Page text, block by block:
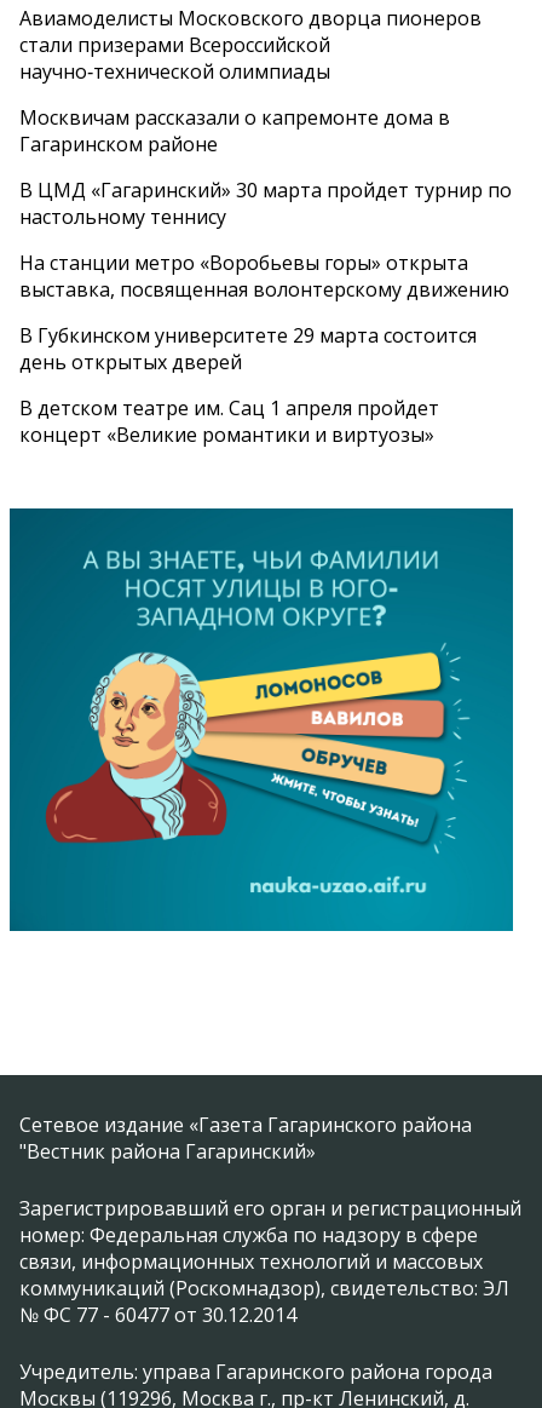
Авиамоделисты Московского дворца пионеров
стали призерами Всероссийской
научно‑технической олимпиады
Москвичам рассказали о капремонте дома в
Гагаринском районе
В ЦМД «Гагаринский» 30 марта пройдет турнир по
настольному теннису
На станции метро «Воробьевы горы» открыта
выставка, посвященная волонтерскому движению
В Губкинском университете 29 марта состоится
день открытых дверей
В детском театре им. Сац 1 апреля пройдет
концерт «Великие романтики и виртуозы»
Сетевое издание «Газета Гагаринского района
"Вестник района Гагаринский»
Зарегистрировавший его орган и регистрационный
номер: Федеральная служба по надзору в сфере
связи, информационных технологий и массовых
коммуникаций (Роскомнадзор), свидетельство: ЭЛ
№ ФС 77 - 60477 от 30.12.2014
Учредитель: управа Гагаринского района города
Москвы (119296, Москва г., пр-кт Ленинский, д.